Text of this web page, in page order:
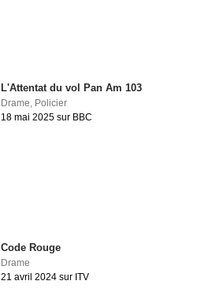
L'Attentat du vol Pan Am 103
Drame Policier
18 mai 2025 sur BBC
Code Rouge
Drame
21 avril 2024 sur ITV